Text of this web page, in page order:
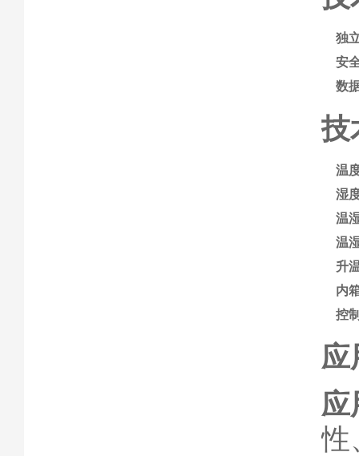
独
安
数
技
温
湿
温
温
升
内
控
应
应
性